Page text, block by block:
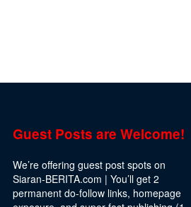
Guest Posts are Welcome!
We’re offering guest post spots on
Siaran-BERITA.com | You’ll get 2
permanent do-follow links, homepage